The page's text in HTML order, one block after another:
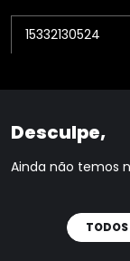
Desculpe,
Ainda não temos